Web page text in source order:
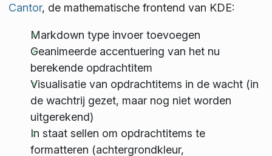
Cantor, de mathematische frontend van KDE:
Markdown type invoer toevoegen
Geanimeerde accentuering van het nu
berekende opdrachtitem
Visualisatie van opdrachtitems in de wacht (in
de wachtrij gezet, maar nog niet worden
uitgerekend)
In staat sellen om opdrachtitems te
formatteren (achtergrondkleur,